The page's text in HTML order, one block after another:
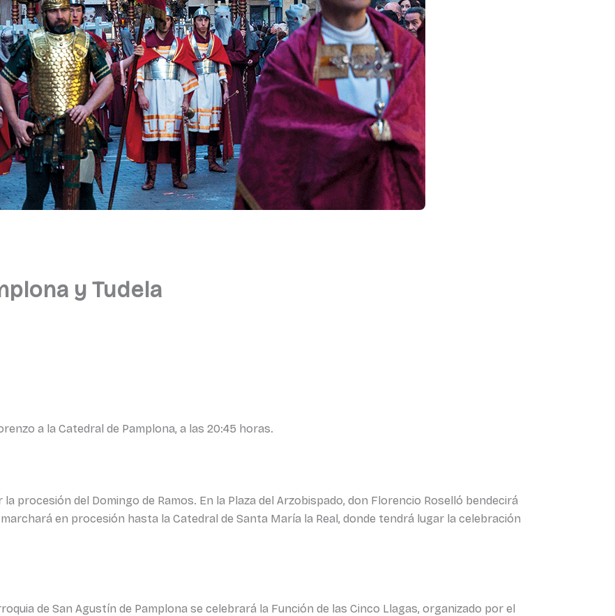
y Tudela
a la Catedral de Pamplona, a las 20:45 horas.
la procesión del Domingo de Ramos. En la Plaza del Arzobispado, don Florencio Roselló bendecirá
en procesión hasta la Catedral de Santa María la Real, donde tendrá lugar la celebración
de San Agustín de Pamplona se celebrará la Función de las Cinco Llagas, organizado por el